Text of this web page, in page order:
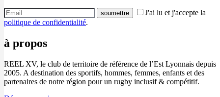
J'ai lu et j'accepte la
politique de confidentialité.
à propos
REEL XV, le club de territoire de référence de l’Est Lyonnais depuis
2005. A destination des sportifs, hommes, femmes, enfants et des
partenaires de notre région pour un rugby inclusif & compétitif.